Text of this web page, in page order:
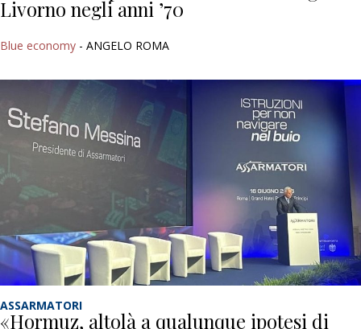
Livorno negli anni ’70
Blue economy - ANGELO ROMA
ASSARMATORI
«Hormuz, altolà a qualunque ipotesi di